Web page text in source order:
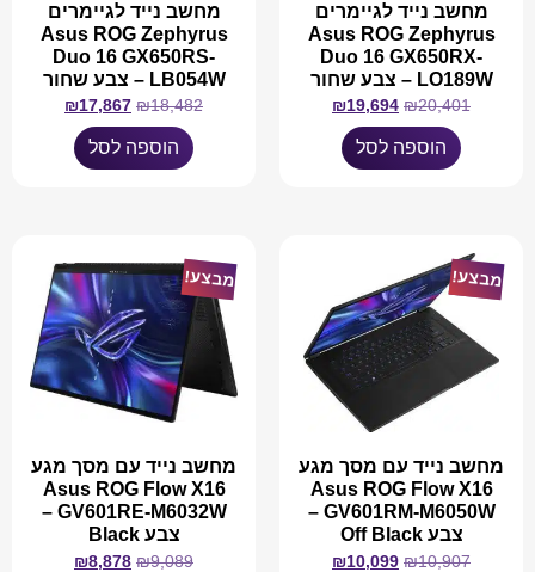
מחשב נייד לגיימרים
Asus ROG Zephyrus
Duo 16 GX650RX-
LO189W – צבע שחור
₪20,401
₪19,694
הוספה לסל
מחשב נייד לגיימרים
Asus ROG Zephyrus
Duo 16 GX650RS-
LB054W – צבע שחור
₪18,482
₪17,867
הוספה לסל
מבצע!
מחשב נייד עם מסך מגע
Asus ROG Flow X16
GV601RM-M6050W –
צבע Off Black
₪10,907
₪10,099
מבצע!
מחשב נייד עם מסך מגע
Asus ROG Flow X16
GV601RE-M6032W –
צבע Black
₪9,089
₪8,878